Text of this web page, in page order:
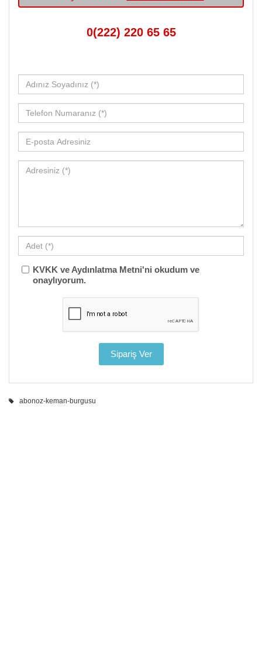
0(222) 220 65 65
KVKK ve Aydınlatma Metni'ni okudum ve
onaylıyorum.
abonoz-keman-burgusu